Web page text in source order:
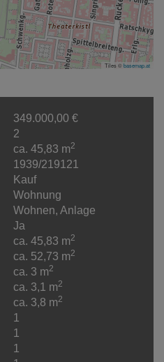
Tiles ©basemap.at
349.000,00 €
2
ca. 45,83 m2
1939/219121
Kauf
Wohnung
Wohnen Anlage
Ja
ca. 45,83 m2
ca. 52,73 m2
ca. 3 m2
ca. 3,1 m2
ca. 3,8 m2
1
1
1